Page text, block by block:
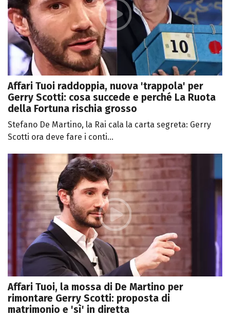
Affari Tuoi raddoppia, nuova 'trappola' per
Gerry Scotti: cosa succede e perché La Ruota
della Fortuna rischia grosso
Stefano De Martino, la Rai cala la carta segreta: Gerry
Scotti ora deve fare i conti...
Affari Tuoi, la mossa di De Martino per
rimontare Gerry Scotti: proposta di
matrimonio e 'sì' in diretta